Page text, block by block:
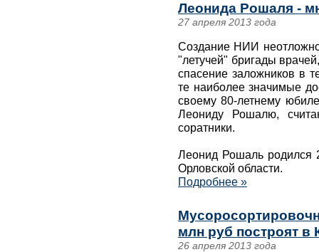
Леонида Рошаля -
27 апреля 2013 года
Создание НИИ
"летучей" бригады
спасение заложников в
те наиболее значимые
своему 80-летнему
Леониду Рошалю,
соратники.
Леонид Рошаль родился
Орловской области.
Подробнее »
млн руб построят в
26 апреля 2013 года